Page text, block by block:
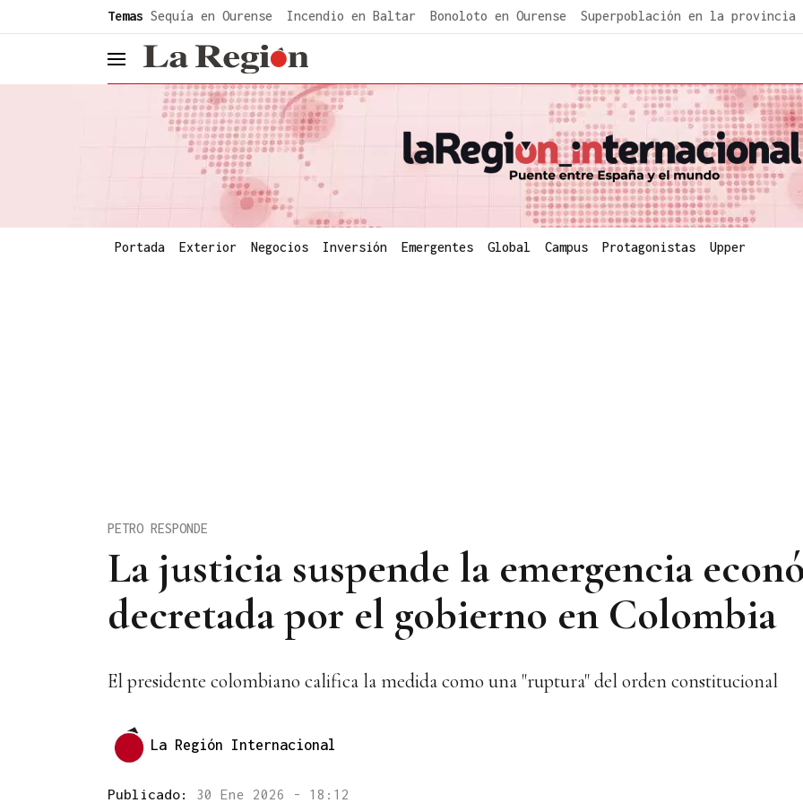
Temas Sequía en Ourense Incendio en Baltar Bonoloto en Ourense Superpoblación en la provincia
header.menu.open
Portada Exterior Negocios Inversión Emergentes Global Campus Protagonistas Upper
La justicia suspende la emergencia
decretada por el gobierno en Colombia
PETRO RESPONDE
El presidente colombiano califica la medida como una "ruptura" del orden constitucional
La Región Internacional
Publicado: 30 Ene 2026 - 18:12